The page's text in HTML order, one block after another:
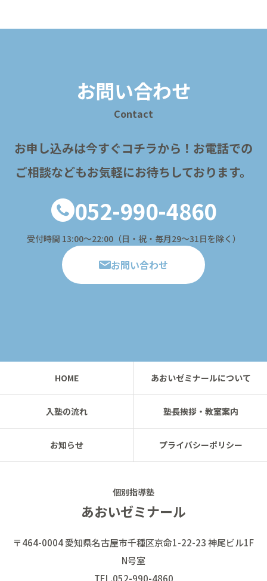
お問い合わせ
Contact
お申し込みは今すぐコチラから！ お電話での
ご相談などもお気軽にお待ちしております。
052-990-4860
受付時間 13:00〜22:00（日・祝・毎月29～31日を除く）
お問い合わせ
HOME あおいゼミナールについて
入塾の流れ 塾長挨拶・教室案内
お知らせ プライバシーポリシー
個別指導塾
あおいゼミナール
〒464-0004 愛知県名古屋市千種区京命1-22-23 神尾ビル1F
N号室
TEL.052-990-4860